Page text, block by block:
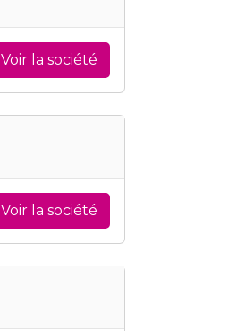
Voir la société
Voir la société